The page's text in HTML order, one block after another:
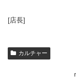
[店長]
カルチャー